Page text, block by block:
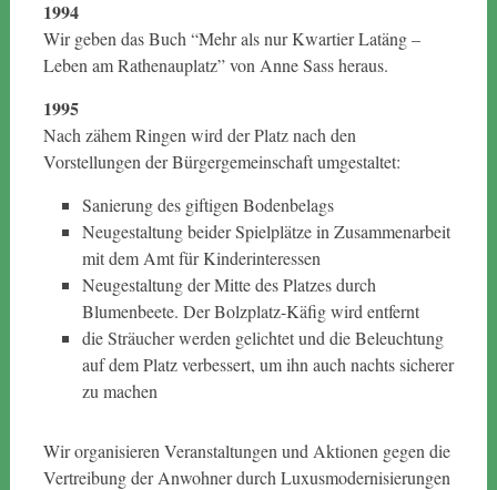
1994
Wir geben das Buch “Mehr als nur Kwartier Latäng –
Leben am Rathenauplatz” von Anne Sass heraus.
1995
Nach zähem Ringen wird der Platz nach den
Vorstellungen der Bürgergemeinschaft umgestaltet:
Sanierung des giftigen Bodenbelags
Neugestaltung beider Spielplätze in Zusammenarbeit
mit dem Amt für Kinderinteressen
Neugestaltung der Mitte des Platzes durch
Blumenbeete. Der Bolzplatz-Käfig wird entfernt
die Sträucher werden gelichtet und die Beleuchtung
auf dem Platz verbessert, um ihn auch nachts sicherer
zu machen
Wir organisieren Veranstaltungen und Aktionen gegen die
Vertreibung der Anwohner durch Luxusmodernisierungen